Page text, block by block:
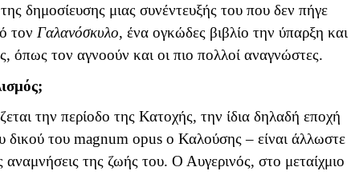
δημοσίευσης μιας συνέντευξής του που δεν πήγε
τον Γαλανόσκυλο, ένα ογκώδες βιβλίο την ύπαρξη και
όπως τον αγνοούν και οι πιο πολλοί αναγνώστες.
την περίοδο της Κατοχής, την ίδια δηλαδή εποχή
δικού του magnum opus ο Καλούσης – είναι άλλωστε
της ζωής του. Ο Αυγερινός, στο μεταίχμιο